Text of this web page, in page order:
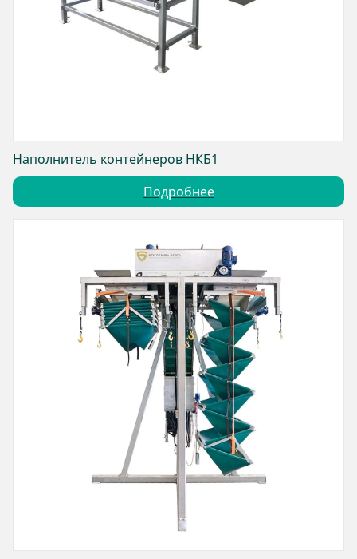
Наполнитель контейнеров НКБ1
Подробнее